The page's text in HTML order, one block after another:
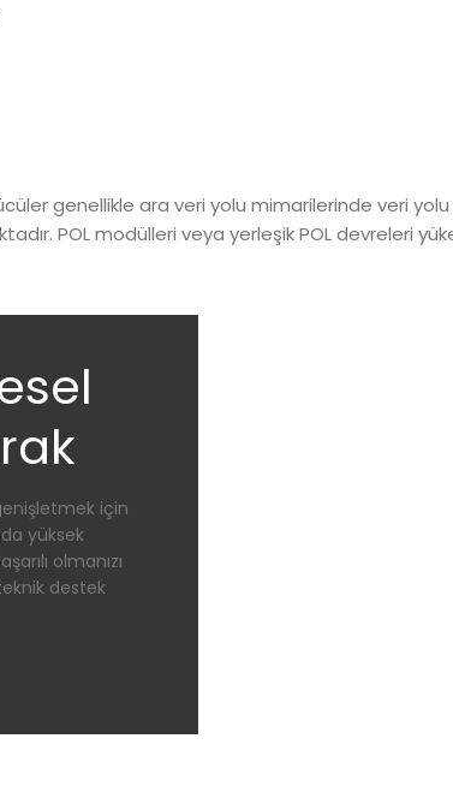
genellikle ara veri yolu mimarilerinde veri
POL modülleri veya yerleşik POL devreleri
için
yüksek
olmanızı
destek